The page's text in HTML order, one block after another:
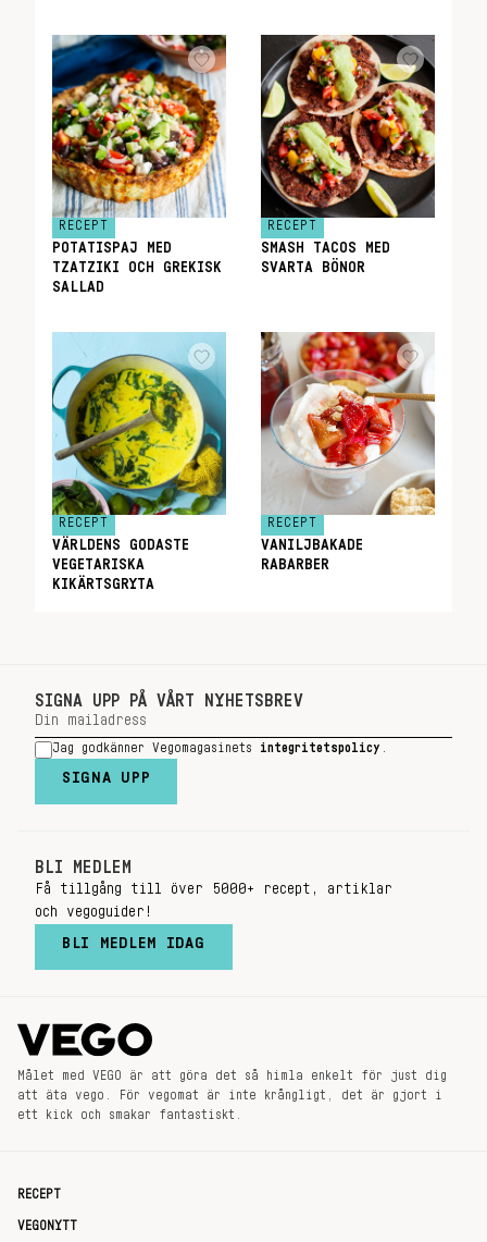
RECEPT
POTATISPAJ MED
TZATZIKI OCH GREKISK
SALLAD
RECEPT
SMASH TACOS MED
SVARTA BÖNOR
RECEPT
VÄRLDENS GODASTE
VEGETARISKA
KIKÄRTSGRYTA
RECEPT
VANILJBAKADE
RABARBER
SIGNA UPP PÅ VÅRT NYHETSBREV
Jag godkänner Vegomagasinets integritetspolicy
SIGNA UPP
BLI MEDLEM
Få tillgång till över 5000+ recept, artiklar
och vegoguider!
BLI MEDLEM IDAG
Målet med VEGO är att göra det så himla enkelt för just dig
att äta vego. För vegomat är inte krångligt, det är gjort i
ett kick och smakar fantastiskt.
RECEPT
VEGONYTT